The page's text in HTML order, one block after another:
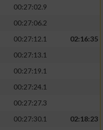
00:27:02.9
00:27:06.2
00:27:12.1
02:16:35
00:27:13.1
00:27:19.1
00:27:24.1
00:27:27.3
00:27:30.1
02:18:23